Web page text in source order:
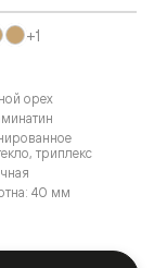
орех
триплекс
40 мм
+1